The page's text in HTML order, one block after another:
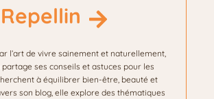
l’art de vivre sainement et naturellement,
ses conseils et astuces pour les
à équilibrer bien-être, beauté et
son blog, elle explore des thématiques